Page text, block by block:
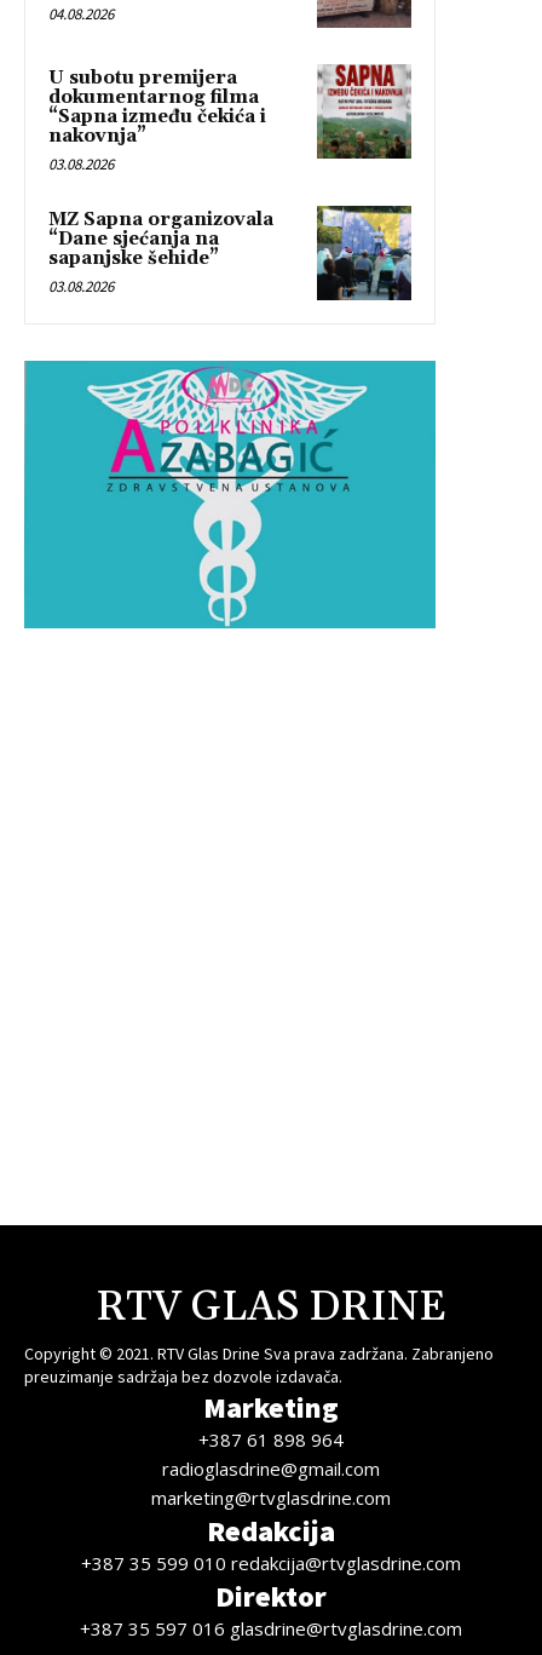
04.08.2026
U subotu premijera
dokumentarnog filma
“Sapna između čekića i
nakovnja”
03.08.2026
MZ Sapna organizovala
“Dane sjećanja na
sapanjske šehide”
03.08.2026
RTV GLAS DRINE
Copyright © 2021. RTV Glas Drine Sva prava zadržana. Zabranjeno
preuzimanje sadržaja bez dozvole izdavača.
Marketing
+387 61 898 964
radioglasdrine@gmail.com
marketing@rtvglasdrine.com
Redakcija
+387 35 599 010 redakcija@rtvglasdrine.com
Direktor
+387 35 597 016 glasdrine@rtvglasdrine.com